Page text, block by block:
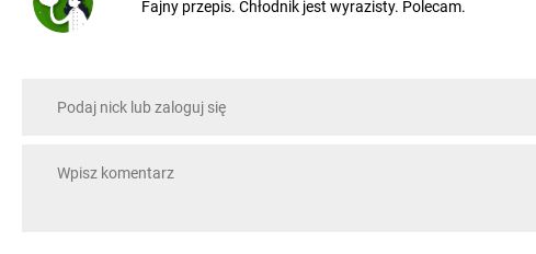
Fajny przepis. Chłodnik jest wyrazisty. Polecam.